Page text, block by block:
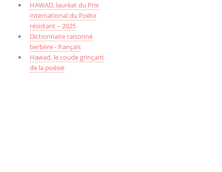
HAWAD, lauréat du Prix
international du Poète
résistant – 2025
Dictionnaire raisonné
berbère - français
Hawad, le coude grinçant
de la poésie